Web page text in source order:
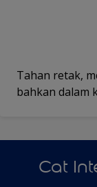
Tahan retak,
bahkan dalam
Cat